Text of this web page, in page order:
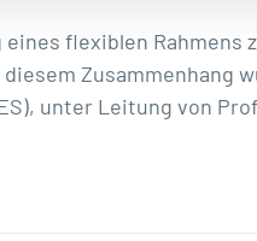
flexiblen Rahmens
Zusammenhang
unter Leitung von